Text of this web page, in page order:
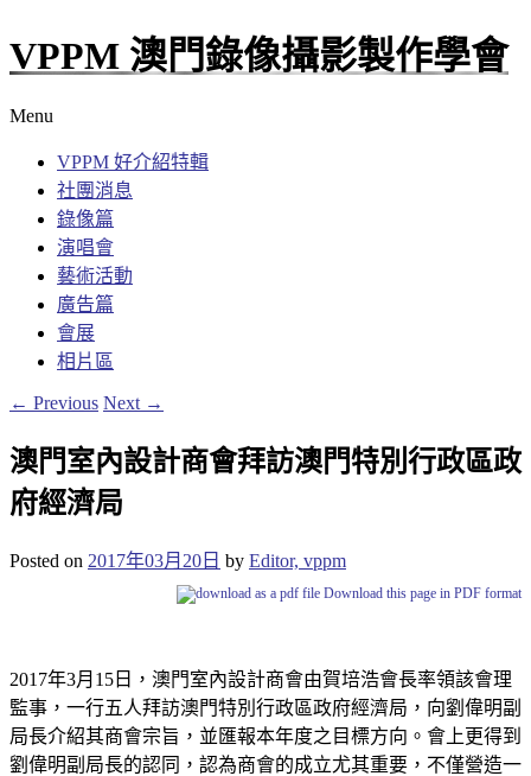
VPPM 澳門錄像攝影製作學會
Menu
VPPM 好介紹特輯
社團消息
錄像篇
演唱會
藝術活動
廣告篇
會展
相片區
← Previous Next →
澳門室內設計商會拜訪澳門特別行政區政
府經濟局
Posted on 2017年03月20日 by Editor, vppm
Download this page in PDF format
2017年3月15日，澳門室內設計商會由賀培浩會長率領該會理
監事，一行五人拜訪澳門特別行政區政府經濟局，向劉偉明副
局長介紹其商會宗旨，並匯報本年度之目標方向。會上更得到
劉偉明副局長的認同，認為商會的成立尤其重要，不僅營造一